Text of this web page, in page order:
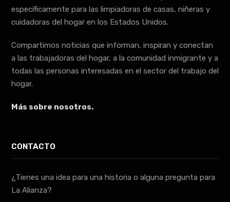
específicamente para las limpiadoras de casas, niñeras y
cuidadoras del hogar en los Estados Unidos.
Compartimos noticias que informan, inspiran y conectan
a las trabajadoras del hogar, a la comunidad inmigrante y a
todas las personas interesadas en el sector del trabajo del
hogar.
Más sobre nosotros.
CONTACTO
¿Tienes una idea para una historia o alguna pregunta para
La Alianza?